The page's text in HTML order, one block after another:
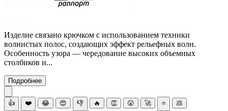
Изделие связано крючком с использованием техники
волнистых полос, создающих эффект рельефных волн.
Особенность узора — чередование высоких объемных
столбиков и...
Подробнее
👍 ❤️ 😂 😍 👎 🔥 👏 😮 🚀 ⭐ 💩